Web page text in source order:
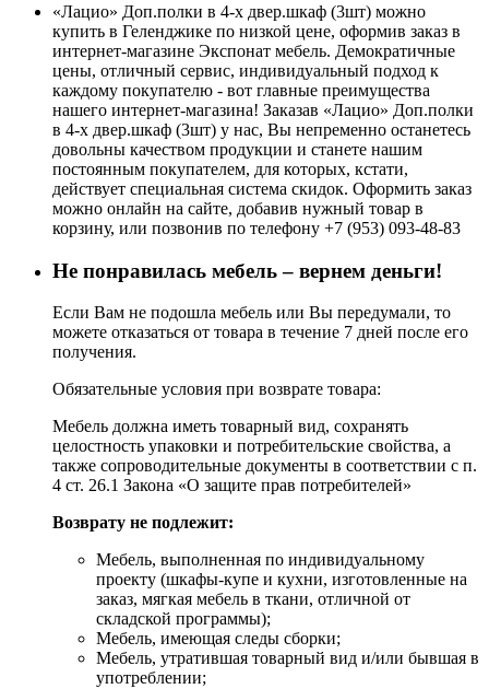
«Лацио» Доп.полки в 4-х двер.шкаф (3шт) можно
купить в Геленджике по низкой цене, оформив заказ в
интернет-магазине Экспонат мебель. Демократичные
цены, отличный сервис, индивидуальный подход к
каждому покупателю - вот главные преимущества
нашего интернет-магазина! Заказав «Лацио» Доп.полки
в 4-х двер.шкаф (3шт) у нас, Вы непременно останетесь
довольны качеством продукции и станете нашим
постоянным покупателем, для которых, кстати,
действует специальная система скидок. Оформить заказ
можно онлайн на сайте, добавив нужный товар в
корзину, или позвонив по телефону +7 (953) 093-48-83
Не понравилась мебель – вернем деньги!
Если Вам не подошла мебель или Вы передумали, то
можете отказаться от товара в течение 7 дней после его
получения.
Обязательные условия при возврате товара:
Мебель должна иметь товарный вид, сохранять
целостность упаковки и потребительские свойства, а
также сопроводительные документы в соответствии с п.
4 ст. 26.1 Закона «О защите прав потребителей»
Возврату не подлежит:
Мебель, выполненная по индивидуальному
проекту (шкафы-купе и кухни, изготовленные на
заказ, мягкая мебель в ткани, отличной от
складской программы);
Мебель, имеющая следы сборки;
Мебель, утратившая товарный вид и/или бывшая в
употреблении;